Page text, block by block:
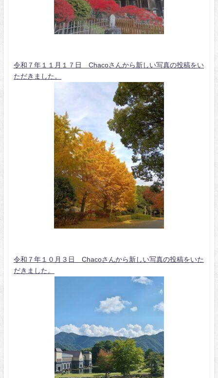
令和７年１１月１７日 Chacoさんから新しい写真の投稿をい
ただきました。
令和７年１０月３日 Chacoさんから新しい写真の投稿をいた
だきました。